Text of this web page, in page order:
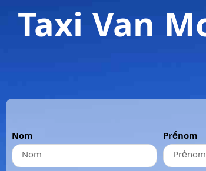
Taxi Van
Nom Prénom